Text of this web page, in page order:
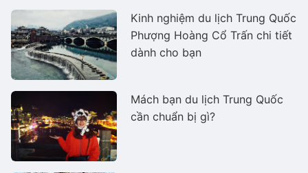
Kinh nghiệm du lịch Trung Quốc
Phượng Hoàng Cổ Trấn chi tiết
dành cho bạn
Mách bạn du lịch Trung Quốc
cần chuẩn bị gì?